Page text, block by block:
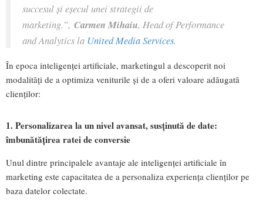
succesul și eșecul unei strategii de
marketing.”, Carmen Mihaiu, Head of Performance
and Analytics la United Media Services.
În epoca inteligenței artificiale, marketingul a descoperit noi
modalități de a optimiza veniturile și de a oferi valoare adăugată
clienților:
1. Personalizarea la un nivel avansat, susținută de date:
îmbunătățirea ratei de conversie
Unul dintre principalele avantaje ale inteligenței artificiale în
marketing este capacitatea de a personaliza experiența clienților pe
baza datelor colectate.